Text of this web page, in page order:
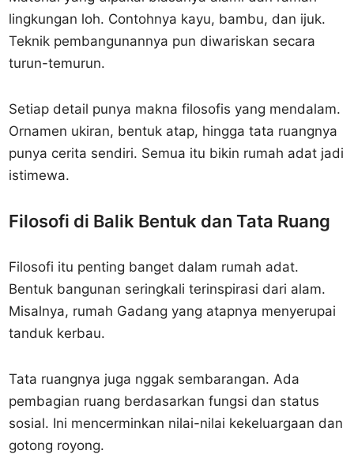
lingkungan loh. Contohnya kayu, bambu, dan ijuk.
Teknik pembangunannya pun diwariskan secara
turun-temurun.
Setiap detail punya makna filosofis yang mendalam.
Ornamen ukiran, bentuk atap, hingga tata ruangnya
punya cerita sendiri. Semua itu bikin rumah adat jadi
istimewa.
Filosofi di Balik Bentuk dan Tata Ruang
Filosofi itu penting banget dalam rumah adat.
Bentuk bangunan seringkali terinspirasi dari alam.
Misalnya, rumah Gadang yang atapnya menyerupai
tanduk kerbau.
Tata ruangnya juga nggak sembarangan. Ada
pembagian ruang berdasarkan fungsi dan status
sosial. Ini mencerminkan nilai-nilai kekeluargaan dan
gotong royong.